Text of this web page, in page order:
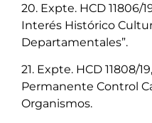
20. Expte. HCD 11806/
Interés Histórico
Departamentales”.
21. Expte. HCD 11808/
Permanente Control
Organismos.